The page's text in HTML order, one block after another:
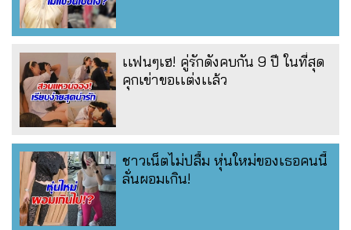
เเฟนๆเฮ! คู่รักดังคบกัน 9 ปี ในที่สุด
คุกเข่าขอเเต่งเเล้ว
ชาวเน็ตไม่ปลื้ม หุ่นใหม่ของเธอคนนี้
ลั่นผอมเกิน!